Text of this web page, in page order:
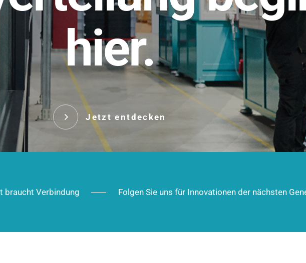
hier.
Jetzt entdecken
im Alltag,
Ausbau.
Das innovative Stecksystem für industrielle
robust, IP-geschützt und zukunftsfähig.
Jetzt entdecken
braucht Verbindung Folgen Sie uns für Innovationen der nächsten